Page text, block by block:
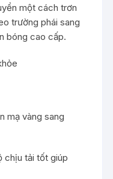
một cách trơn
trường phái sang
bóng cao cấp.
mạ vàng sang
chịu tải tốt giúp